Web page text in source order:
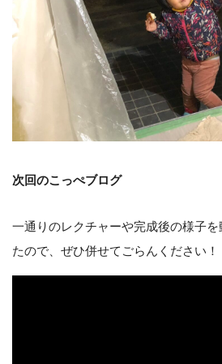
次回のこっぺブログ
一通りのレクチャーや完成後の様子
たので、ぜひ併せてごらんください！